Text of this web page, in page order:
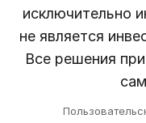
исключительно
не является
Все решения